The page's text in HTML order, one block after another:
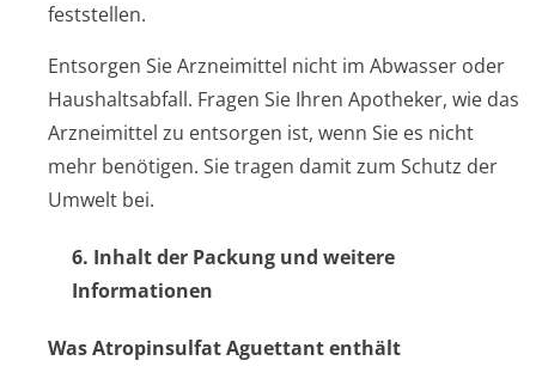
feststellen.
Entsorgen Sie Arzneimittel nicht im Abwasser oder
Haushaltsabfall. Fragen Sie Ihren Apotheker, wie das
Arzneimittel zu entsorgen ist, wenn Sie es nicht
mehr benötigen. Sie tragen damit zum Schutz der
Umwelt bei.
6. Inhalt der Packung und weitere
Informationen
Was Atropinsulfat Aguettant enthält